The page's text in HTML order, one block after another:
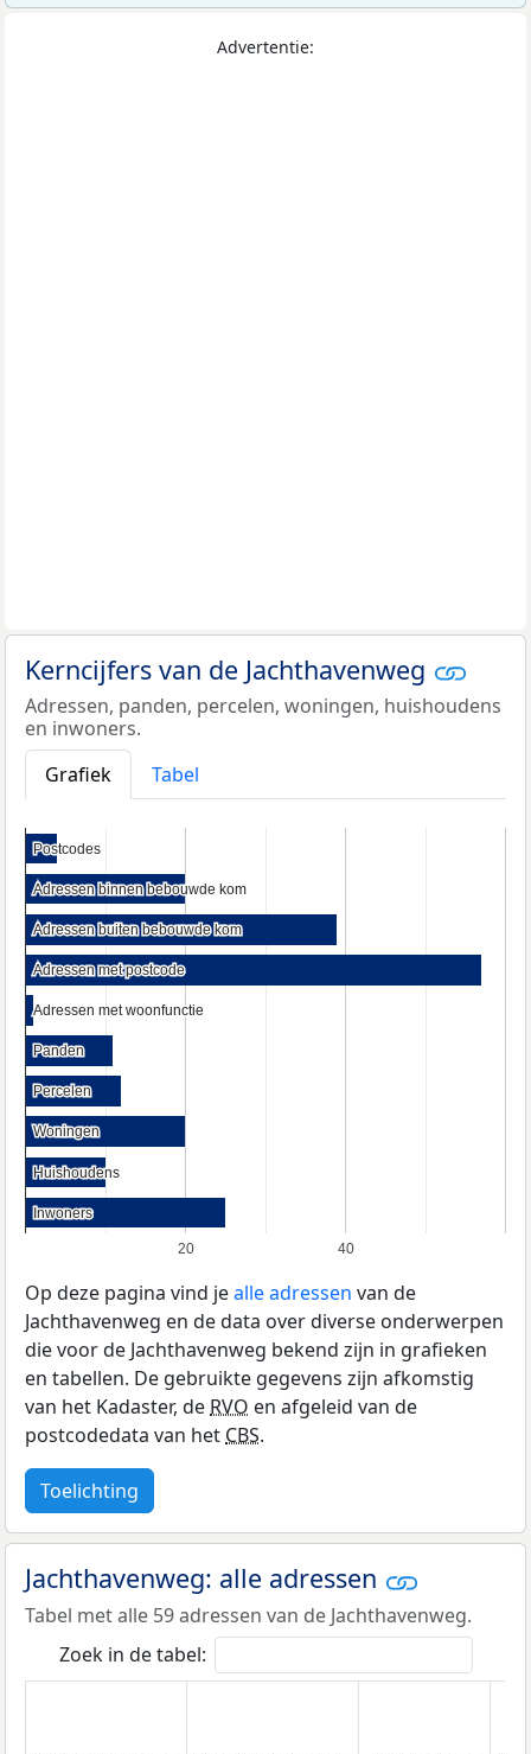
Advertentie:
Kerncijfers van de Jachthavenweg
Adressen, panden, percelen, woningen, huishoudens
en inwoners.
Grafiek
Tabel
20 40
Postcodes
Postcodes
Adressen binnen bebouwde kom
Adressen binnen bebouwde kom
Adressen buiten bebouwde kom
Adressen buiten bebouwde kom
Adressen met postcode
Adressen met postcode
Adressen met woonfunctie
Adressen met woonfunctie
Panden
Panden
Percelen
Percelen
Woningen
Woningen
Huishoudens
Huishoudens
Inwoners
Inwoners
Op deze pagina vind jealle adressen van de
Jachthavenweg en de data over diverse onderwerpen
die voor de Jachthavenweg bekend zijn in grafieken
en tabellen. De gebruikte gegevens zijn afkomstig
van het Kadaster, deRVO en afgeleid van de
postcodedata van hetCBS.
Toelichting
Jachthavenweg: alle adressen
Tabel met alle 59 adressen van de Jachthavenweg.
Zoek in de tabel: